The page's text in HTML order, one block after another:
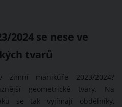
2024 se nese ve
tvarů
manikúře 2023/2024?
geometrické tvary. Na
se tak vyjímají obdélníky,